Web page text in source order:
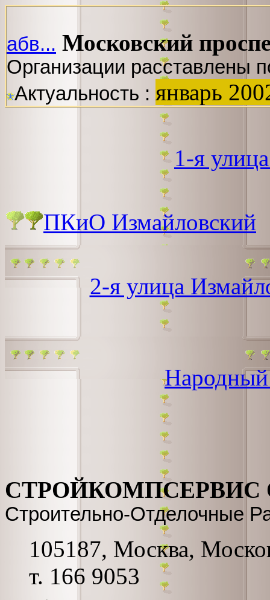
абв... Московский
Организации расставлены
Актуальность : январь
1-я
ПКиО Измайловский
2-я улица
Народный
СТРОЙКОМПСЕРВИС
Строительно-Отделочные
105187, Москва,
т. 166 9053